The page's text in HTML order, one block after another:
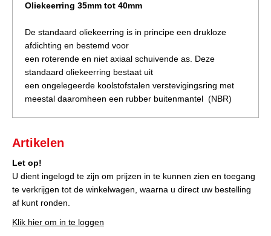
Oliekeerring 35mm tot 40mm
De standaard oliekeerring is in principe een drukloze
afdichting en bestemd voor
een roterende en niet axiaal schuivende as. Deze
standaard oliekeerring bestaat uit
een ongelegeerde koolstofstalen verstevigingsring met
meestal daaromheen een rubber buitenmantel (NBR)
Artikelen
Let op!
U dient ingelogd te zijn om prijzen in te kunnen zien en toegang
te verkrijgen tot de winkelwagen, waarna u direct uw bestelling
af kunt ronden.
Klik hier om in te loggen